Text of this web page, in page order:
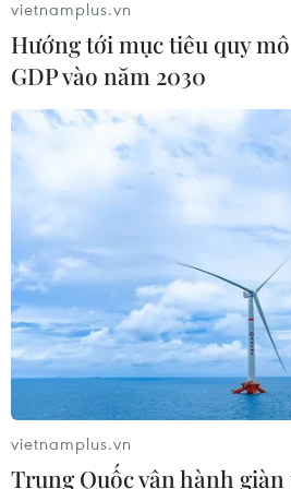
Những 'điểm nóng' trong trận
kết giữa Pháp và Argentina
18/12/2022 00:27
World Cup: Yassine Bounou -
hùng của "Những chú sư tử
17/12/2022 09:05
World Cup: HLV Croatia dành
trọng đặc biệt cho tuyển Maroc
vietnamplus.vn
Hướng tới mục tiêu quy
GDP vào năm 2030
vietnamplus.vn
Trung Quốc vận hành